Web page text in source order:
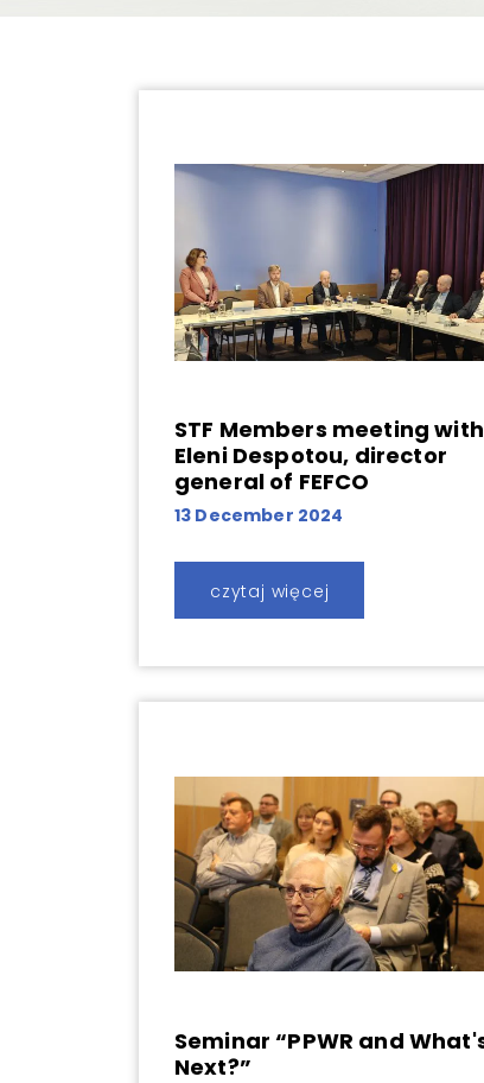
STF Members meeting with
Eleni Despotou, director
general of FEFCO
13 December 2024
czytaj więcej
Seminar “PPWR and
Next?”